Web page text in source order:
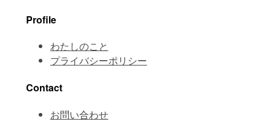
Profile
わたしのこと
プライバシーポリシー
Contact
お問い合わせ